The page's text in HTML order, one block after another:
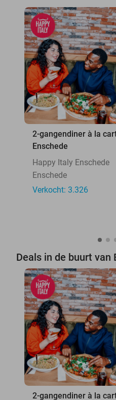
2-gangendiner à la
Enschede
Happy Italy Enschede
Enschede
Verkocht: 3.326
Deals in de buurt van
2-gangendiner à la